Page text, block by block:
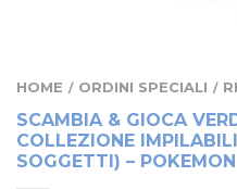
HOME / ORDINI SPECIALI /
SCAMBIA & GIOCA
COLLEZIONE
SOGGETTI) –